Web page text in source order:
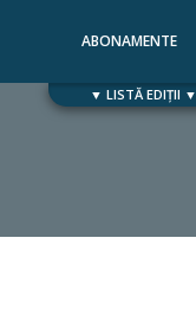
ABONAMENTE
▼ LISTĂ EDIȚII ▼